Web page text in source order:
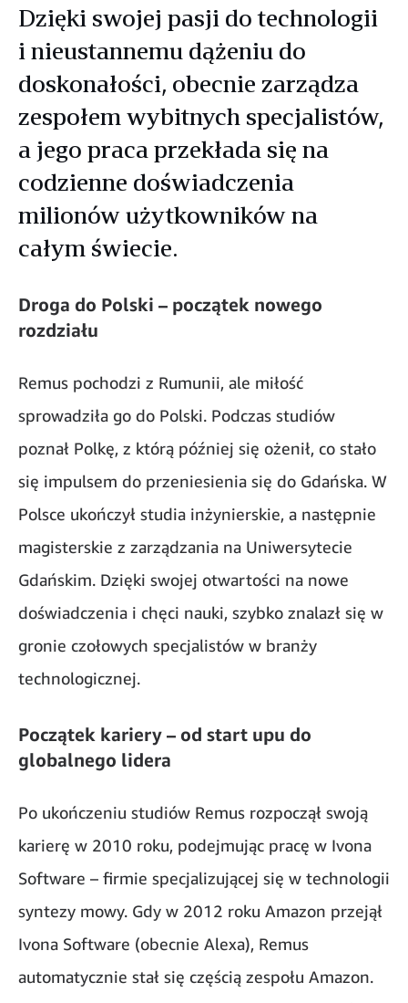
Dzięki swojej pasji do technologii
i nieustannemu dążeniu do
doskonałości, obecnie zarządza
zespołem wybitnych specjalistów,
a jego praca przekłada się na
codzienne doświadczenia
milionów użytkowników na
całym świecie.
Droga do Polski – początek nowego
rozdziału
Remus pochodzi z Rumunii, ale miłość
sprowadziła go do Polski. Podczas studiów
poznał Polkę, z którą później się ożenił, co stało
się impulsem do przeniesienia się do Gdańska. W
Polsce ukończył studia inżynierskie, a następnie
magisterskie z zarządzania na Uniwersytecie
Gdańskim. Dzięki swojej otwartości na nowe
doświadczenia i chęci nauki, szybko znalazł się w
gronie czołowych specjalistów w branży
technologicznej.
Początek kariery – od start upu do
globalnego lidera
Po ukończeniu studiów Remus rozpoczął swoją
karierę w 2010 roku, podejmując pracę w Ivona
Software – firmie specjalizującej się w technologii
syntezy mowy. Gdy w 2012 roku Amazon przejął
Ivona Software (obecnie Alexa), Remus
automatycznie stał się częścią zespołu Amazon.